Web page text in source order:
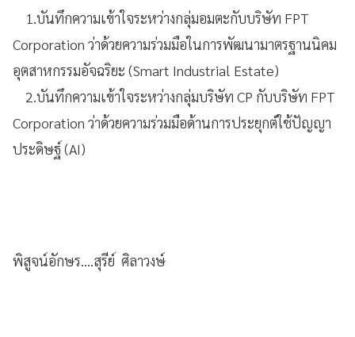
1.บันทึกความเข้าใจระหว่างกลุ่มอมตะกับบริษัท FPT
Corporation ว่าด้วยความร่วมมือในการพัฒนามาตรฐานนิคม
อุตสาหกรรมอัจฉริยะ (Smart Industrial Estate)
2.บันทึกความเข้าใจระหว่างกลุ่มบริษัท CP กับบริษัท FPT
Corporation ว่าด้วยความร่วมมือด้านการประยุกต์ใช้ปัญญา
ประดิษฐ์ (AI)
พิสูจน์อักษร....สุรีย์ ศิลาวงษ์